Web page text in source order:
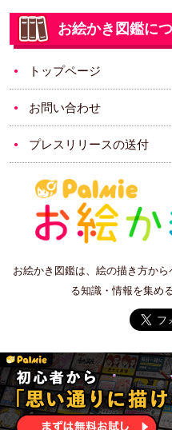
お絵かき図鑑に
トップページ
お問い合わせ
プレスリリースの送付
お絵かき図鑑は、絵の描き方か
る知識・情報を集め